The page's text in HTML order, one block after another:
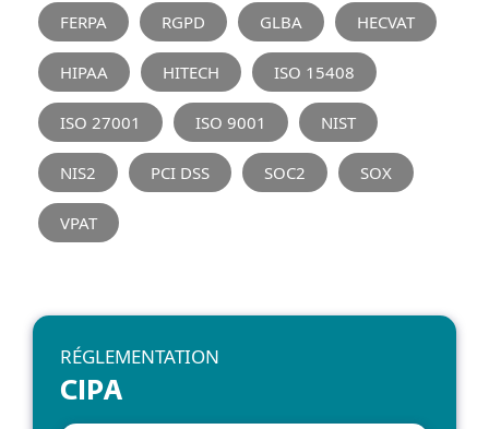
FERPA RGPD GLBA HECVAT
HIPAA HITECH ISO 15408
ISO 27001 ISO 9001 NIST
NIS2 PCI DSS SOC2 SOX
VPAT
RÉGLEMENTATION
CIPA